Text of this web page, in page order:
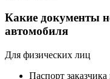
Какие документы
автомобиля
Для физических лиц
Паспорт